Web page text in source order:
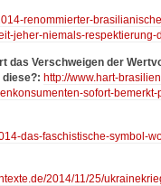
renommierter-
jeher-niemals-
das Verschweigen der
diese?: http://www.hart-
sofort-
das-faschistische-symbol-
2014/11/25/